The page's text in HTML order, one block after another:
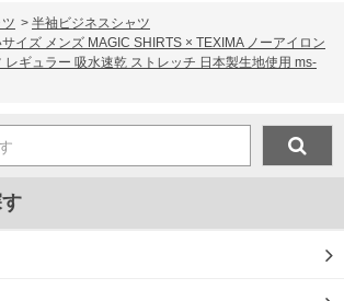
> 半袖ビジネスシャツ
イズ メンズ MAGIC SHIRTS × TEXIMA ノーアイロン
レギュラー 吸水速乾 ストレッチ 日本製生地使用 ms-